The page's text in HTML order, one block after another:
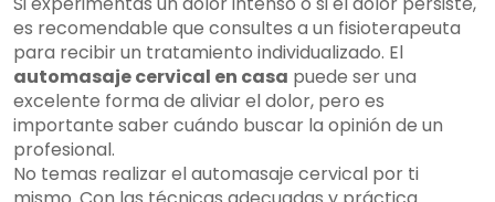
es recomendable que consultes a un fisioterapeuta
para recibir un tratamiento individualizado. El
automasaje cervical en casa puede ser una
excelente forma de aliviar el dolor, pero es
importante saber cuándo buscar la opinión de un
profesional.
No temas realizar el automasaje cervical por ti